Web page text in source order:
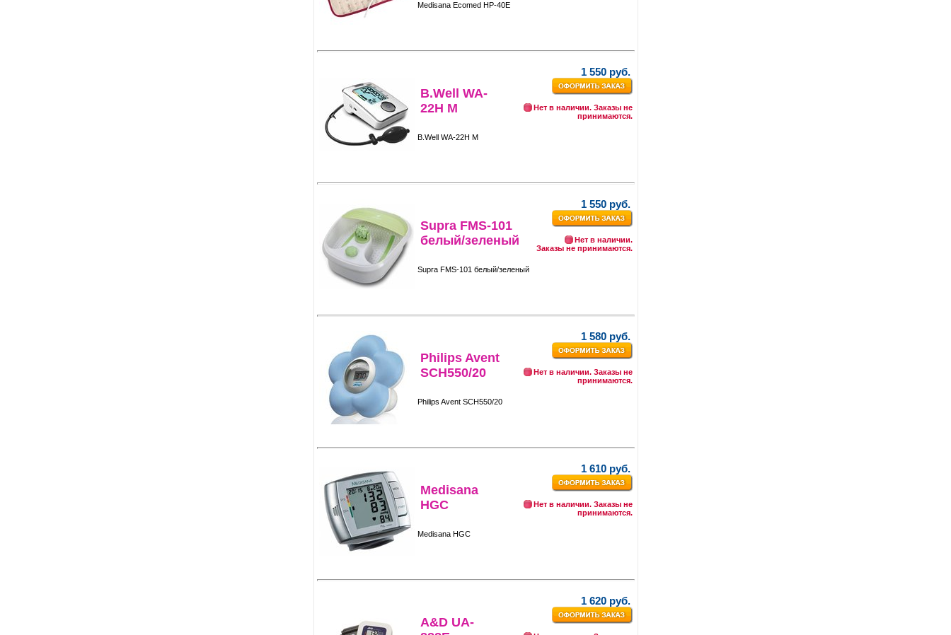
Medisana Ecomed HP-40E
B.Well WA-
22H М
B.Well WA-22H М
1 550 руб.
Нет в наличии. Заказы не
принимаются.
Supra FMS-101
белый/зеленый
Supra FMS-101 белый/зеленый
1 550 руб.
Нет в наличии.
Заказы не принимаются.
Philips Avent
SCH550/20
Philips Avent SCH550/20
1 580 руб.
Нет в наличии. Заказы не
принимаются.
Medisana
HGC
Medisana HGC
1 610 руб.
Нет в наличии. Заказы не
принимаются.
A&D UA-
1 620 руб.